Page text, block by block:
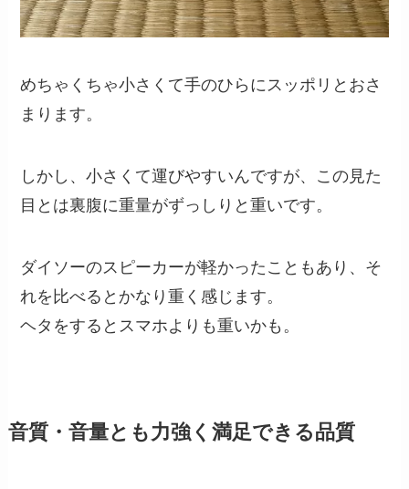
めちゃくちゃ小さくて手のひらにスッポリとおさ
まります。
しかし、小さくて運びやすいんですが、この見た
目とは裏腹に重量がずっしりと重いです。
ダイソーのスピーカーが軽かったこともあり、そ
れを比べるとかなり重く感じます。
ヘタをするとスマホよりも重いかも。
音質・音量とも力強く満足できる品質